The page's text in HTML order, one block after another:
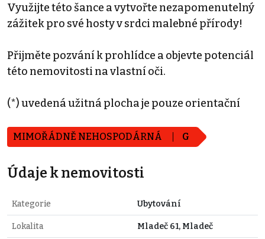
Využijte této šance a vytvořte nezapomenutelný
zážitek pro své hosty v srdci malebné přírody!
Přijměte pozvání k prohlídce a objevte potenciál
této nemovitosti na vlastní oči.
(*) uvedená užitná plocha je pouze orientační
MIMOŘÁDNĚ NEHOSPODÁRNÁ G
Údaje k nemovitosti
Kategorie Ubytování
Lokalita Mladeč 61, Mladeč